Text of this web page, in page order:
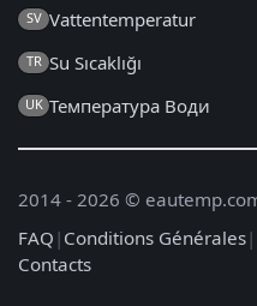
SV Vattentemperatur
TR Su Sıcaklığı
UK Температура Води
2014 - 2026 ©
FAQ | Conditions Générales|
Contacts